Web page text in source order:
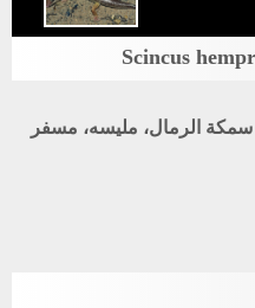
سمكة الرمال، مليسه، مسفر